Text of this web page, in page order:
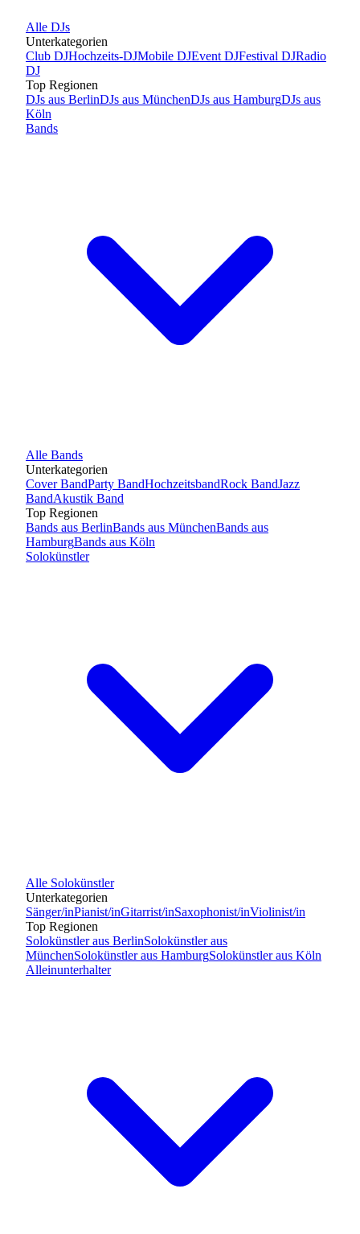
Alle DJs
Unterkategorien
Club DJHochzeits-DJMobile DJEvent DJFestival DJRadio
DJ
Top Regionen
DJs aus BerlinDJs aus MünchenDJs aus HamburgDJs aus
Köln
Bands
Alle Bands
Unterkategorien
Cover BandParty BandHochzeitsbandRock BandJazz
BandAkustik Band
Top Regionen
Bands aus BerlinBands aus MünchenBands aus
HamburgBands aus Köln
Solokünstler
Alle Solokünstler
Unterkategorien
Sänger/inPianist/inGitarrist/inSaxophonist/inViolinist/in
Top Regionen
Solokünstleraus BerlinSolokünstleraus
MünchenSolokünstleraus HamburgSolokünstleraus Köln
Alleinunterhalter